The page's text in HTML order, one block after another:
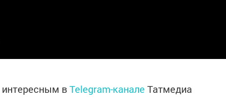
вTelegram-канале Татмедиа